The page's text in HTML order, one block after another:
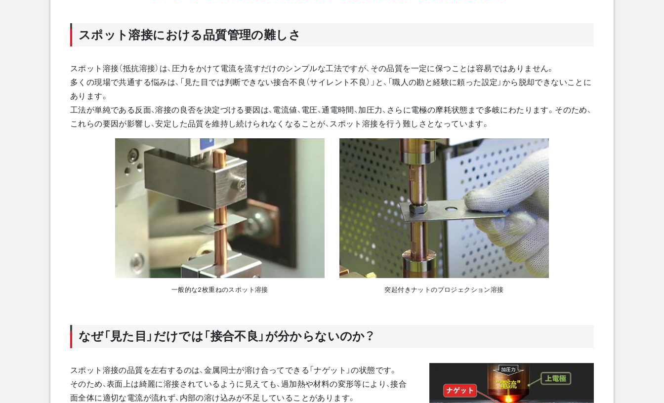
スポット溶接における品質管理の難しさ
スポット溶接（抵抗溶接）は、圧力をかけて電流を流すだけのシンプルな工法ですが、その品質を一定に保つことは容易ではありません。
多くの現場で共通する悩みは、「見た目では判断できない接合不良（サイレント不良）」と、「職人の勘と経験に頼った設定」から脱却できないことに
あります。
工法が単純である反面、溶接の良否を決定づける要因は、電流値、電圧、通電時間、加圧力、さらに電極の摩耗状態まで多岐にわたります。そのため、
これらの要因が影響し、安定した品質を維持し続けられなくなることが、スポット溶接を行う難しさとなっています。
一般的な2枚重ねのスポット溶接 突起付きナットのプロジェクション溶接
なぜ「見た目」だけでは「接合不良」が分からないのか？
スポット溶接の品質を左右するのは、金属同士が溶け合ってできる「ナゲット」の状態です。
そのため、表面上は綺麗に溶接されているように見えても、過加熱や材料の変形等により、接合
面全体に適切な電流が流れず、内部の溶け込みが不足していることがあります。